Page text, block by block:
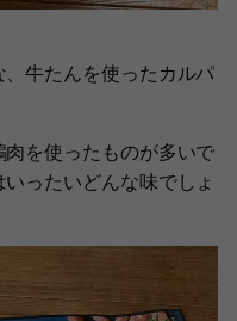
牛たんを使ったカルパ
を使ったものが多いで
ったいどんな味でしょ